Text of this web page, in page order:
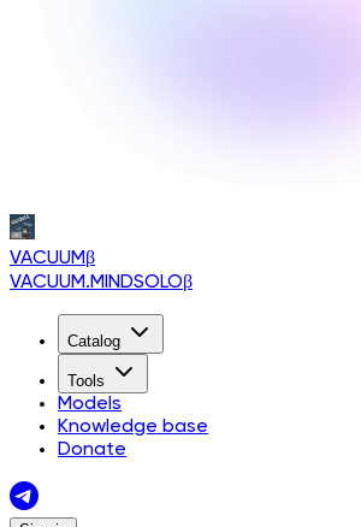
VACUUMβ
VACUUM.MINDSOLOβ
Catalog
Tools
Models
Knowledge base
Donate